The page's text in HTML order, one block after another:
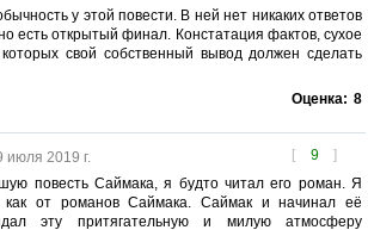
у этой повести. В ней нет никаких ответов
есть открытый финал. Констатация фактов, сухое
свой собственный вывод должен сделать
Оценка: 8
[ 9 ]
июля 2019 г.
повесть Саймака, я будто читал его роман. Я
как от романов Саймака. Саймак и начинал её
эту притягательную и милую атмосферу